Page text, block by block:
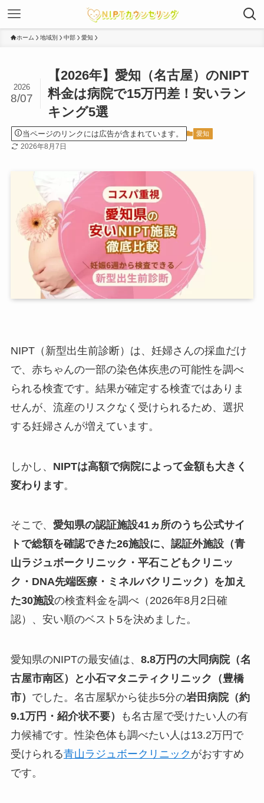
ホーム 地域別 中部 愛知
【2026年】愛知（名古屋）のNIPT
料金は病院で15万円差！安いラン
キング5選
2026
8/07
当ページのリンクには広告が含まれています。 愛知
2026年8月7日
NIPT（新型出生前診断）は、妊婦さんの採血だけ
で、赤ちゃんの一部の染色体疾患の可能性を調べ
られる検査です。結果が確定する検査ではありま
せんが、流産のリスクなく受けられるため、選択
する妊婦さんが増えています。
しかし、 NIPTは高額で病院によって金額も大きく
変わります。
そこで、 愛知県の認証施設41ヵ所のうち公式サイ
トで総額を確認できた26施設に、認証外施設（青
山ラジュボークリニック・平石こどもクリニッ
ク・DNA先端医療・ミネルバクリニック）を加え
た30施設の検査料金を調べ（2026年8月2日確
認）、安い順のベスト5を決めました。
愛知県のNIPTの最安値は、 8.8万円の大同病院（名
古屋市南区）と小石マタニティクリニック（豊橋
市） でした。名古屋駅から徒歩5分の岩田病院（約
9.1万円・紹介状不要）
も名古屋で受けたい人の有
力候補です。性染色体も調べたい人は13.2万円で
受けられる青山ラジュボークリニック がおすすめ
です。